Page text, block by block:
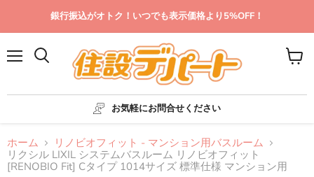
銀行振込がオトク！いつでも表示価格より5%OFF！
お気軽にお問合せください
カ
ト
ホーム
リノビオフィット - マンション用バスルーム
リクシル LIXIL システムバスルーム リノビオフィット
[RENOBIO Fit] Cタイプ 1014サイズ 標準仕様 マンション用